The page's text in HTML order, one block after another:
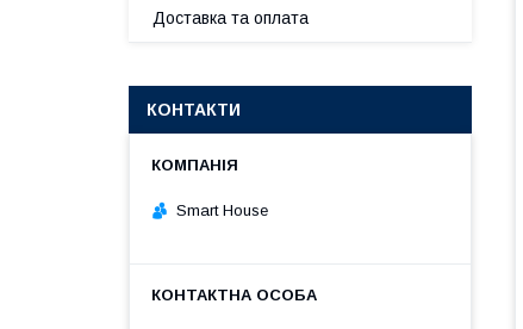
Доставка та оплата
КОНТАКТИ
Smart House